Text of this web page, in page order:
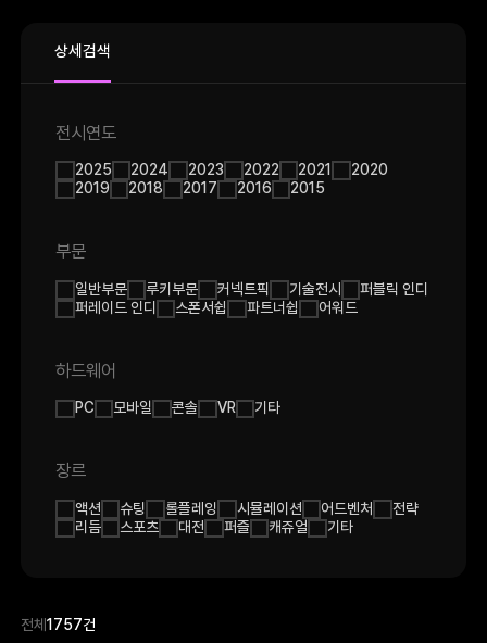
상세검색
전시연도
2025 2024 2023 2022 2021
2020
2019
2018 2017 2016 2015
부문
일반부문 루키부문 커넥트픽 기술전시
퍼블릭 인디
퍼레이드 인디
스폰서쉽 파트너쉽 어워드
하드웨어
PC 모바일 콘솔 VR 기타
장르
액션 슈팅 롤플레잉 시뮬레이션 어드벤처
전략
리듬
스포츠 대전 퍼즐 캐쥬얼 기타
전체 1757건